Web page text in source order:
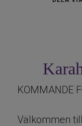
KOMMANDE
Välkommen